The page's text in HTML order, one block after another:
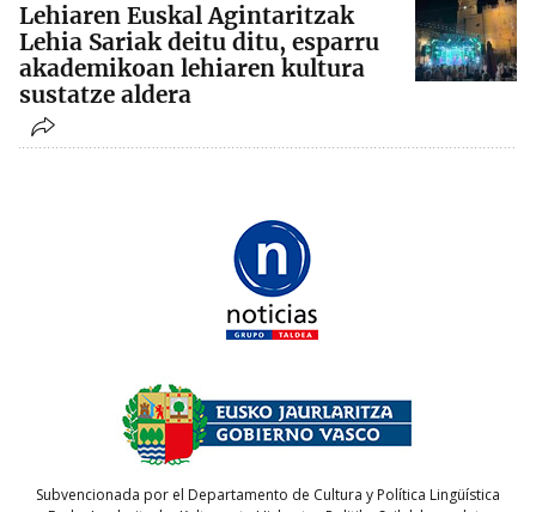
Lehiaren Euskal Agintaritzak
Lehia Sariak deitu ditu, esparru
akademikoan lehiaren kultura
sustatze aldera
Subvencionada por el Departamento de Cultura y Política Lingüística